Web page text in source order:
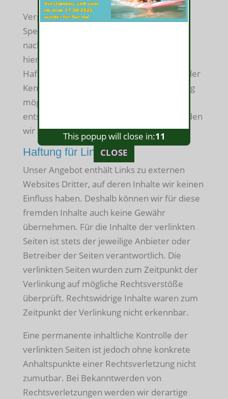
Verpflichtungen zur Entfernung oder
Sperrung der Nutzung von Informationen
nach den allgemeinen Gesetzen bleiben
hiervon unberührt. Eine diesbezügliche
Haftung ist jedoch erst ab dem Zeitpunkt der
Kenntnis einer konkreten Rechtsverletzung
möglich. Bei Bekanntwerden von
entsprechenden Rechtsverletzungen werden
wir diese Inhalte umgehend entfernen.
Haftung für Links
Unser Angebot enthält Links zu externen
Websites Dritter, auf deren Inhalte wir keinen
Einfluss haben. Deshalb können wir für diese
fremden Inhalte auch keine Gewähr
übernehmen. Für die Inhalte der verlinkten
Seiten ist stets der jeweilige Anbieter oder
Betreiber der Seiten verantwortlich. Die
verlinkten Seiten wurden zum Zeitpunkt der
Verlinkung auf mögliche Rechtsverstöße
überprüft. Rechtswidrige Inhalte waren zum
Zeitpunkt der Verlinkung nicht erkennbar.
Eine permanente inhaltliche Kontrolle der
verlinkten Seiten ist jedoch ohne konkrete
Anhaltspunkte einer Rechtsverletzung nicht
zumutbar. Bei Bekanntwerden von
Rechtsverletzungen werden wir derartige
This popup will close in:11
CLOSE